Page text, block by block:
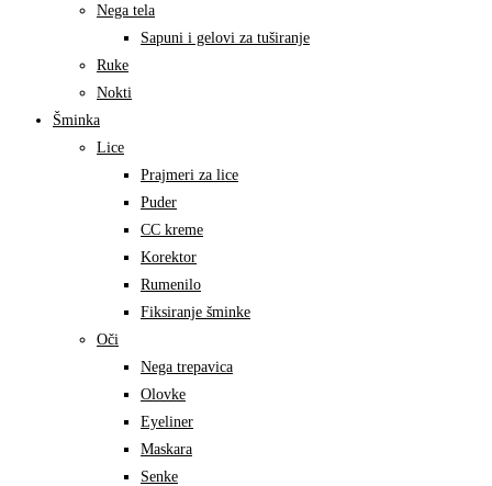
Nega tela
Sapuni i gelovi za tuširanje
Ruke
Nokti
Šminka
Lice
Prajmeri za lice
Puder
CC kreme
Korektor
Rumenilo
Fiksiranje šminke
Oči
Nega trepavica
Olovke
Eyeliner
Maskara
Senke